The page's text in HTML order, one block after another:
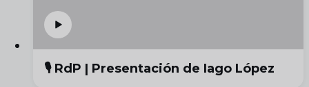
🎙️ RdP | Presentación de Iago López